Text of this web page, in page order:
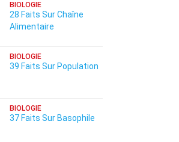
BIOLOGIE
28 Faits Sur Chaîne
Alimentaire
BIOLOGIE
39 Faits Sur Population
BIOLOGIE
37 Faits Sur Basophile